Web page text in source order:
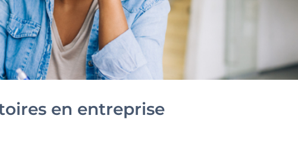
en entreprise